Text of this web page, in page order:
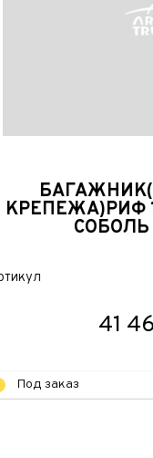
КРЕПЕЖА)РИФ
41
Под заказ